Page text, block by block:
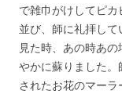
で雑巾がけしてピ
並び、師に礼拝し
見た時、あの時あ
やかに蘇りました
されたお花のマー